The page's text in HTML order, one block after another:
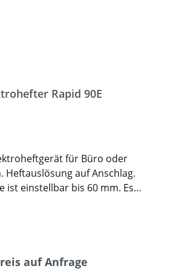
Rapid 90E
für Büro oder
Heftauslösung auf Anschlag.
ist einstellbar bis 60 mm. Es
auf Anfrage